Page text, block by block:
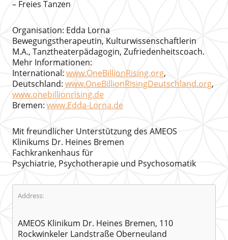
– Freies Tanzen
Organisation: Edda Lorna
Bewegungstherapeutin, Kulturwissenschaftlerin
M.A., Tanztheaterpädagogin, Zufriedenheitscoach.
Mehr Informationen:
International: www.OneBillionRising.org,
Deutschland: www.OneBillionRisingDeutschland.org,
www.onebillionrising.de
Bremen: www.Edda-Lorna.de
Mit freundlicher Unterstützung des AMEOS
Klinikums Dr. Heines Bremen
Fachkrankenhaus für
Psychiatrie, Psychotherapie und Psychosomatik
Address:
AMEOS Klinikum Dr. Heines Bremen, 110
Rockwinkeler Landstraße Oberneuland